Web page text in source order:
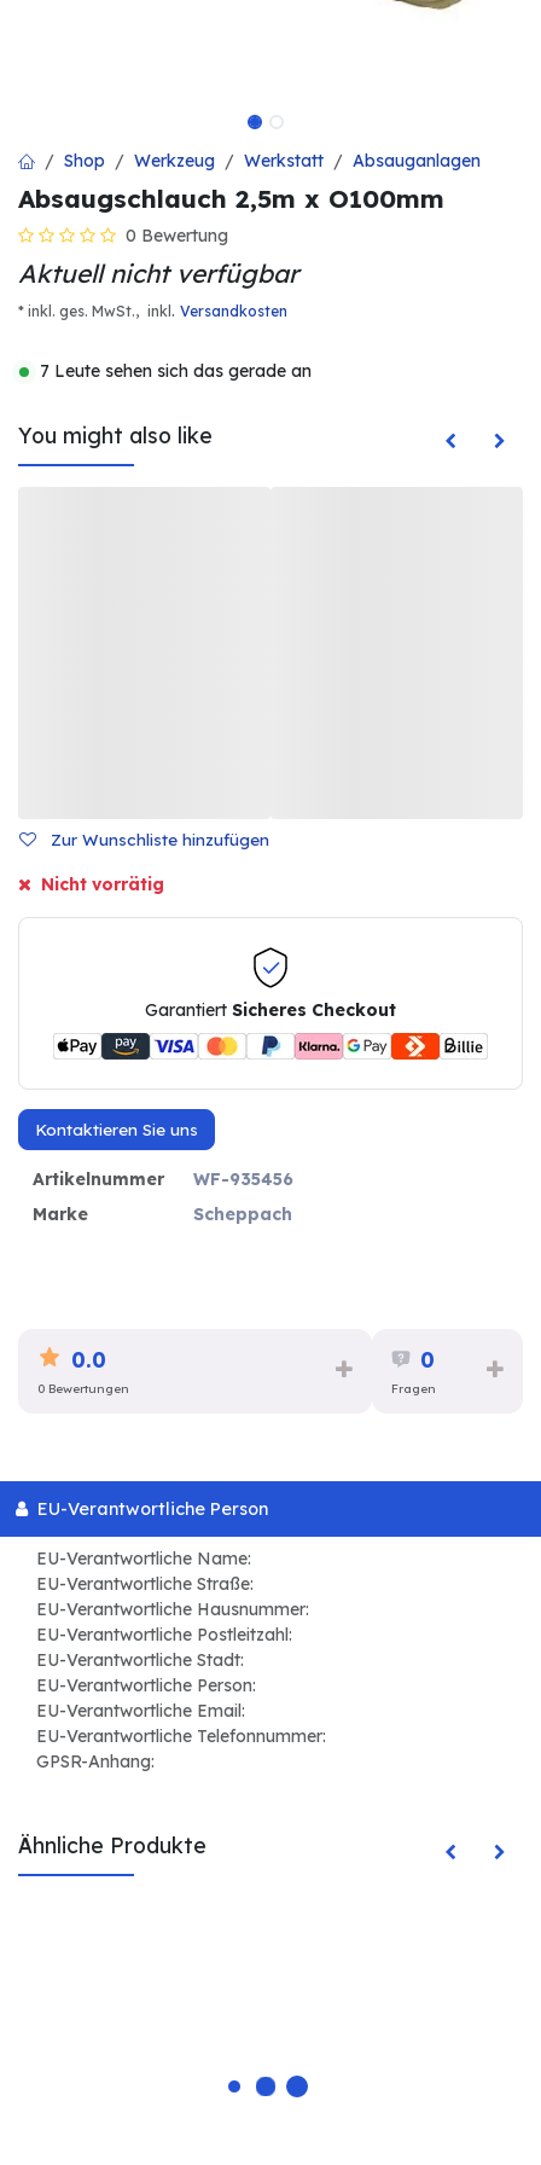
Shop Werkzeug Werkstatt Absauganlagen
Absaugschlauch 2,5m x O100mm
0 Bewertung
Aktuell nicht verfügbar
* inkl. ges. MwSt., inkl . Versandkosten
7 Leute sehen sich das gerade an
You might also like
Zur Wunschliste hinzufügen
Nicht vorrätig
Garantiert Sicheres Checkout
Kontaktieren Sie uns
Artikelnummer
WF-935456
Marke
Scheppach
0.0
0 Bewertungen
0
Fragen
EU-Verantwortliche Person
EU-Verantwortliche Name:
EU-Verantwortliche Straße:
EU-Verantwortliche Hausnummer:
EU-Verantwortliche Postleitzahl:
EU-Verantwortliche Stadt:
EU-Verantwortliche Person:
EU-Verantwortliche Email:
EU-Verantwortliche Telefonnummer:
GPSR-Anhang:
Ähnliche Produkte